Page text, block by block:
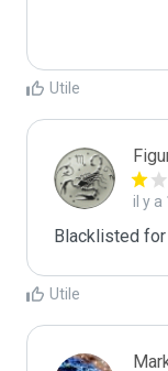
Utile
il y a
Blacklisted
Utile